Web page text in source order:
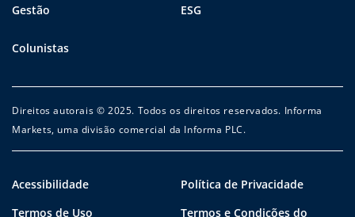
Gestão ESG
Colunistas
Direitos autorais © 2025. Todos os direitos reservados. Informa
Markets, uma divisão comercial da Informa PLC.
Acessibilidade
Política de Privacidade
Termos de Uso
Termos e Condições do